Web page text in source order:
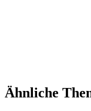
Ähnliche